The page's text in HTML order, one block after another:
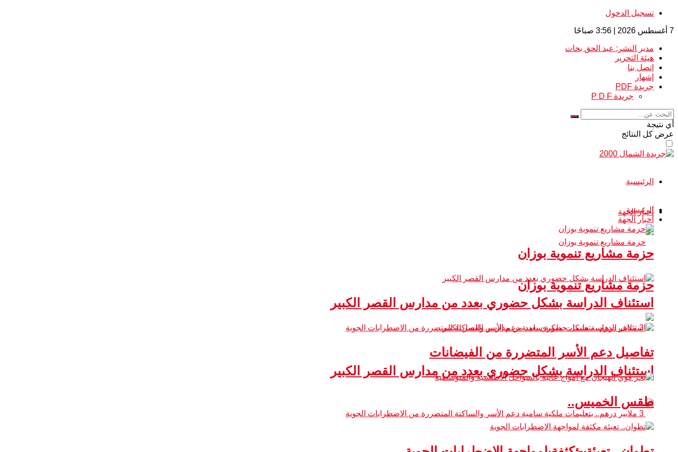
تسجيل الدخول
7 أغسطس 2026 | 3:56 صباحًا
مدير النشر: عبد الحق بخات
هيئة التحرير
اتصل بنا
إشهار
جريدة PDF
جريدة P D F
أي نتيجة
عرض كل النتائج
الرئيسية
أخبار الجهة
حزمة مشاريع تنموية بوزان
استئناف الدراسة بشكل حضوري بعدد من مدارس القصر الكبير
الرئيسية
أخبار الجهة
حزمة مشاريع تنموية بوزان
استئناف الدراسة بشكل حضوري بعدد من مدارس القصر الكبير
تفاصيل دعم الأسر المتضررة من الفيضانات
طقس الخميس..